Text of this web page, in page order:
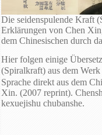
Die seidenspulende Kraft
Erklärungen von Chen
dem Chinesischen durch
Hier folgen einige
(Spiralkraft) aus dem
Sprache direkt aus dem
Xin. (2007 reprint).
kexuejishu chubanshe.